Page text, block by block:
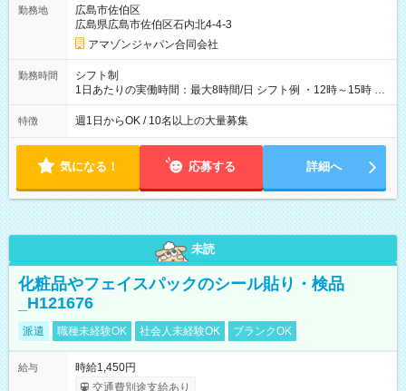
勤務地
広島市佐伯区
広島県広島市佐伯区石内北4-4-3
アマゾンジャパン合同会社
勤務時間
シフト制
1日あたりの実働時間：最大8時間/日 シフト例 ・12時～15時 入
社後、就業可能シフトをご確認の上、申請してください。
特徴 週1日からOK / 10名以上の大量募集
気になる！ 応募する 詳細へ
未読
化粧品やフェイスパックのシール貼り・検品
_H121676
派遣 職種未経験OK 社会人未経験OK ブランクOK
給与
時給1,450円
交通費別途支給あり